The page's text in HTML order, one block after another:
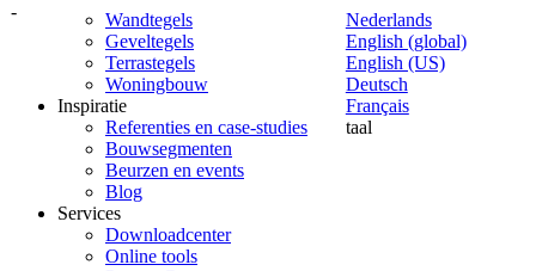
-
Nederlands
English (global)
English (US)
Deutsch
Français
taal
Wandtegels
Geveltegels
Terrastegels
Woningbouw
Inspiratie
Referenties en case-studies
Bouwsegmenten
Beurzen en events
Blog
Services
Downloadcenter
Online tools